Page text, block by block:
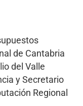
de Cantabria
del Valle
y Secretario
Regional